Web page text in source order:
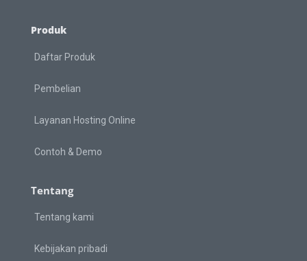
Produk
Daftar Produk
Pembelian
Layanan Hosting Online
Contoh & Demo
Tentang
Tentang kami
Kebijakan pribadi